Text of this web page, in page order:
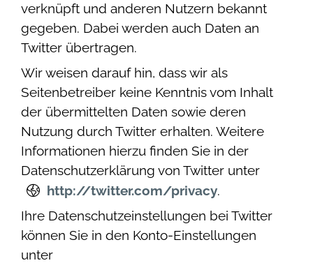
verknüpft und anderen Nutzern bekannt
gegeben. Dabei werden auch Daten an
Twitter übertragen.
Wir weisen darauf hin, dass wir als
Seitenbetreiber keine Kenntnis vom Inhalt
der übermittelten Daten sowie deren
Nutzung durch Twitter erhalten. Weitere
Informationen hierzu finden Sie in der
Datenschutzerklärung von Twitter unter
http://twitter.com/privacy.
Ihre Datenschutzeinstellungen bei Twitter
können Sie in den Konto-Einstellungen
unter